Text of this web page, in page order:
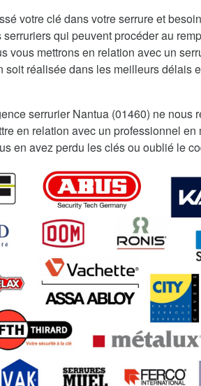
votre clé dans votre serrure et
qui peuvent procéder au
vous mettrons en relation avec un
soit réalisée dans les meilleurs délais
serrurier Nantua (01460) ne nous
en relation avec un professionnel en
en avez perdu les clés ou oublié le